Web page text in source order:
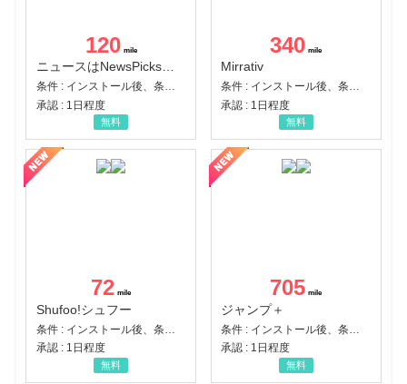
120
ニュースはNewsPicks｜経済ニュース・就活・ビジネス
条件 : インストール後、条件達成
承認 : 1日程度
無料
340
Mirrativ
条件 : インストール後、条件達成
承認 : 1日程度
無料
72
Shufoo!シュフー
承認 : 1日程度
無料
705
ジャンプ＋
承認 : 1日程度
無料